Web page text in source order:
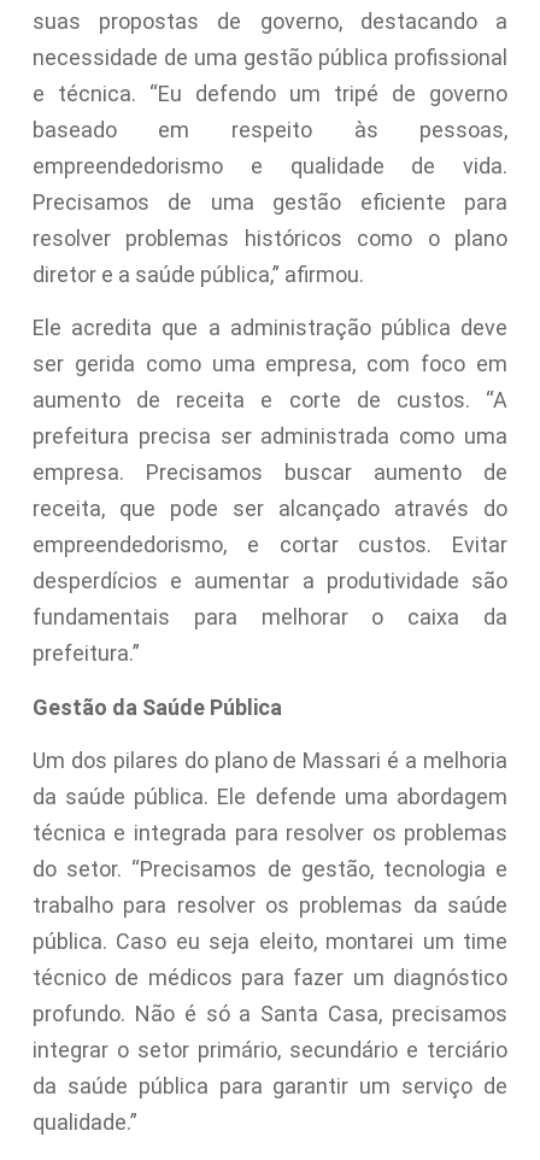
suas propostas de governo, destacando a
necessidade de uma gestão pública profissional
e técnica. “Eu defendo um tripé de governo
baseado em respeito às pessoas,
empreendedorismo e qualidade de vida.
Precisamos de uma gestão eficiente para
resolver problemas históricos como o plano
diretor e a saúde pública,” afirmou.
Ele acredita que a administração pública deve
ser gerida como uma empresa, com foco em
aumento de receita e corte de custos. “A
prefeitura precisa ser administrada como uma
empresa. Precisamos buscar aumento de
receita, que pode ser alcançado através do
empreendedorismo, e cortar custos. Evitar
desperdícios e aumentar a produtividade são
fundamentais para melhorar o caixa da
prefeitura.”
Gestão da Saúde Pública
Um dos pilares do plano de Massari é a melhoria
da saúde pública. Ele defende uma abordagem
técnica e integrada para resolver os problemas
do setor. “Precisamos de gestão, tecnologia e
trabalho para resolver os problemas da saúde
pública. Caso eu seja eleito, montarei um time
técnico de médicos para fazer um diagnóstico
profundo. Não é só a Santa Casa, precisamos
integrar o setor primário, secundário e terciário
da saúde pública para garantir um serviço de
qualidade.”